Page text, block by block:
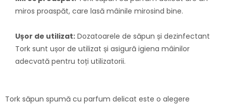
miros proaspăt, care lasă mâinile mirosind bine.
Ușor de utilizat: Dozatoarele de săpun și dezinfectant
Tork sunt ușor de utilizat și asigură igiena mâinilor
adecvată pentru toți utilizatorii.
Tork săpun spumă cu parfum delicat este o alegere